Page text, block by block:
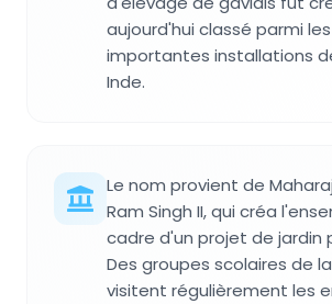
aujourd'hui classé parmi
importantes installations
Inde.
Le nom provient de
Ram Singh II, qui créa
cadre d'un projet de jardin
Des groupes scolaires de
visitent régulièrement les